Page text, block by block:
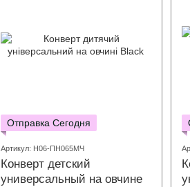
Отправка Сегодня
Артикул: Н06-ПН065МЧ
Конверт детский
универсальный на овчине